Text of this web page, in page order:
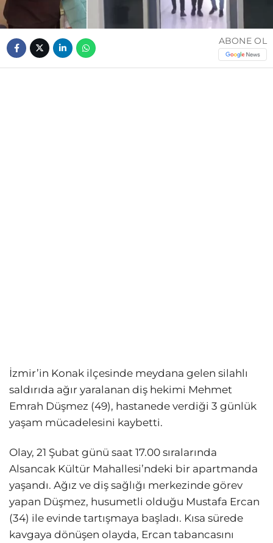
ABONE OL
İzmir’in Konak ilçesinde meydana gelen silahlı
saldırıda ağır yaralanan diş hekimi Mehmet
Emrah Düşmez (49), hastanede verdiği 3 günlük
yaşam mücadelesini kaybetti.
Olay, 21 Şubat günü saat 17.00 sıralarında
Alsancak Kültür Mahallesi’ndeki bir apartmanda
yaşandı. Ağız ve diş sağlığı merkezinde görev
yapan Düşmez, husumetli olduğu Mustafa Ercan
(34) ile evinde tartışmaya başladı. Kısa sürede
kavgaya dönüşen olayda, Ercan tabancasını